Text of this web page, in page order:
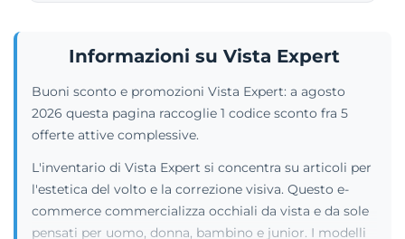
Informazioni su Vista Expert
Buoni sconto e promozioni Vista Expert: a agosto
2026 questa pagina raccoglie 1 codice sconto fra 5
offerte attive complessive.
L'inventario di Vista Expert si concentra su articoli per
l'estetica del volto e la correzione visiva. Questo e-
commerce commercializza occhiali da vista e da sole
pensati per uomo, donna, bambino e junior. I modelli